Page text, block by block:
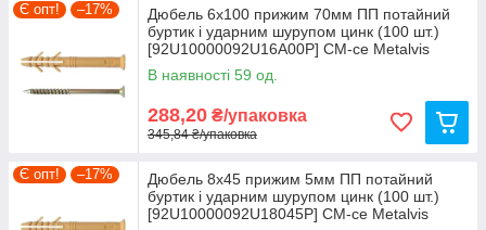
Є опт! –17%
Дюбель 6х100 прижим 70мм ПП потайний
буртик і ударним шурупом цинк (100 шт.)
[92U10000092U16A00Р] CM-ce Metalvis
В наявності 59 од.
288,20 ₴/упаковка
345,84 ₴/упаковка
Є опт! –17%
Дюбель 8х45 прижим 5мм ПП потайний
буртик і ударним шурупом цинк (100 шт.)
[92U10000092U18045Р] CM-ce Metalvis